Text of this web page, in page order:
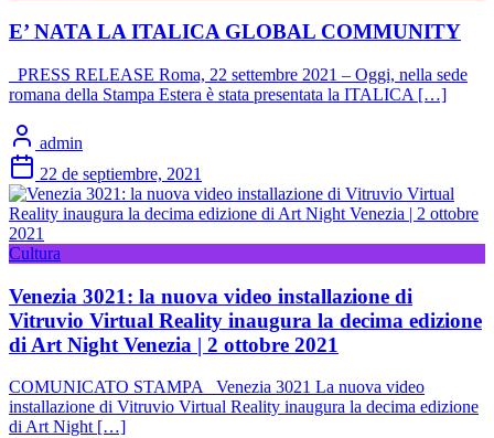
E’ NATA LA ITALICA GLOBAL COMMUNITY
PRESS RELEASE Roma, 22 settembre 2021 – Oggi, nella sede
romana della Stampa Estera è stata presentata la ITALICA […]
admin
22 de septiembre, 2021
Cultura
Venezia 3021: la nuova video installazione di
Vitruvio Virtual Reality inaugura la decima edizione
di Art Night Venezia | 2 ottobre 2021
COMUNICATO STAMPA Venezia 3021 La nuova video
installazione di Vitruvio Virtual Reality inaugura la decima edizione
di Art Night […]